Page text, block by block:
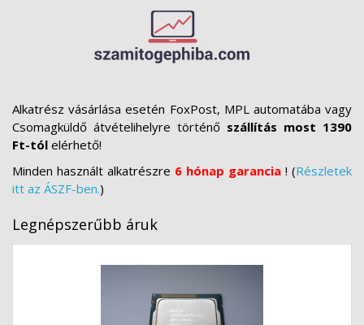
Alkatrész vásárlása esetén FoxPost, MPL automatába vagy
Csomagküldő átvételihelyre történő szállítás most 1390
Ft-tól elérhető!
Minden használt alkatrészre 6 hónap garancia ! (Részletek
itt az ÁSZF-ben.)
Legnépszerűbb áruk